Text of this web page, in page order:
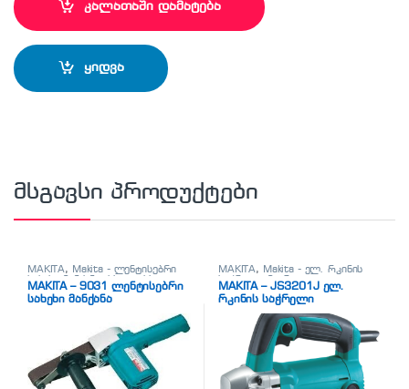
კალათაში დამატება
ყიდვა
მსგავსი პროდუქტები
MAKITA, Makita - ლენტისებრი
სახეხი მანქანა ,სხვადასხვა
MAKITA – 9031 ლენტისებრი
სახეხი მანქანა
MAKITA, Makita - ელ. რკინის
საჭრელი მაკრატელი
მეტალის საჭრელი მაკრატლები
MAKITA – JS3201J ელ.
რკინის საჭრელი
მაკრატელი